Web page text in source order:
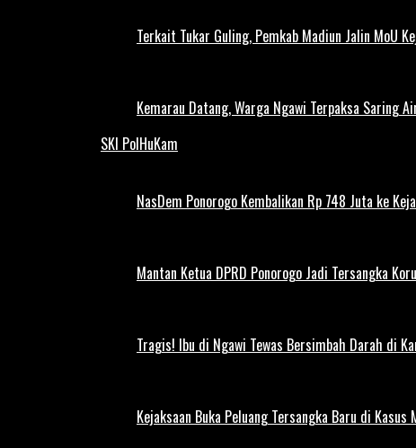
Terkait Tukar Guling, Pemkab Madiun Jalin MoU
Kemarau Datang, Warga Ngawi Terpaksa Saring
SKI PolHuKam
NasDem Ponorogo Kembalikan Rp 748 Juta ke
Mantan Ketua DPRD Ponorogo Jadi Tersangka
Tragis! Ibu di Ngawi Tewas Bersimbah Darah di
Kejaksaan Buka Peluang Tersangka Baru di